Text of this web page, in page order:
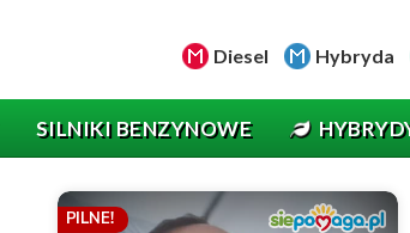
Diesel Hybryda
SILNIKI BENZYNOWE